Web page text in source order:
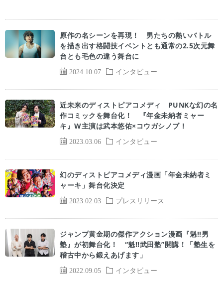
2024.10.07 インタビュー
原作の名シーンを再現！ 男たちの熱いバトル
を描き出す格闘技イベントとも通常の2.5次元舞
台とも毛色の違う舞台に
2023.03.06 インタビュー
近未来のディストピアコメディ PUNKな幻の名
作コミックを舞台化！ 『年金未納者ミャー
キ』W主演は武本悠佑×コウガシノブ！
2023.02.03 プレスリリース
幻のディストピアコメディ漫画「年金未納者ミ
ャーキ」舞台化決定
2022.09.05 インタビュー
ジャンプ黄金期の傑作アクション漫画『魁!!男
塾』が初舞台化！ “魁!!武田塾”開講！「塾生を
稽古中から鍛えあげます」